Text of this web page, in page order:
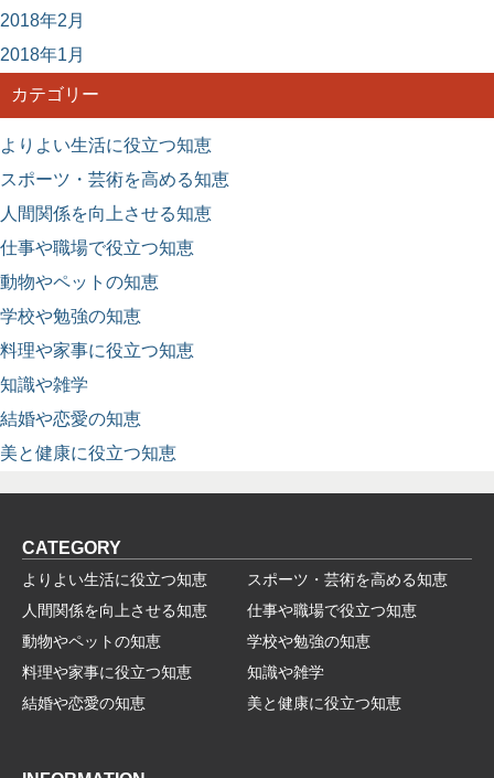
2018年2月
2018年1月
カテゴリー
よりよい生活に役立つ知恵
スポーツ・芸術を高める知恵
人間関係を向上させる知恵
仕事や職場で役立つ知恵
動物やペットの知恵
学校や勉強の知恵
料理や家事に役立つ知恵
知識や雑学
結婚や恋愛の知恵
美と健康に役立つ知恵
CATEGORY
よりよい生活に役立つ知恵
スポーツ・芸術を高める知恵
人間関係を向上させる知恵
仕事や職場で役立つ知恵
動物やペットの知恵
学校や勉強の知恵
料理や家事に役立つ知恵
知識や雑学
結婚や恋愛の知恵
美と健康に役立つ知恵